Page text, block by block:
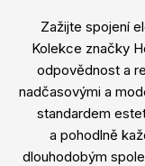
Zažijte spojení
Kolekce značky
odpovědnost a
nadčasovými a
standardem
a pohodlně
dlouhodobým